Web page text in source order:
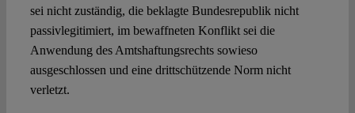
sei nicht zuständig, die beklagte Bundesrepublik nicht
passivlegitimiert, im bewaffneten Konflikt sei die
Anwendung des Amtshaftungsrechts sowieso
ausgeschlossen und eine drittschützende Norm nicht
verletzt.